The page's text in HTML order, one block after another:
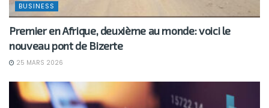
BUSINESS
Premier en Afrique, deuxième au monde: voici le
nouveau pont de Bizerte
25 MARS 2026